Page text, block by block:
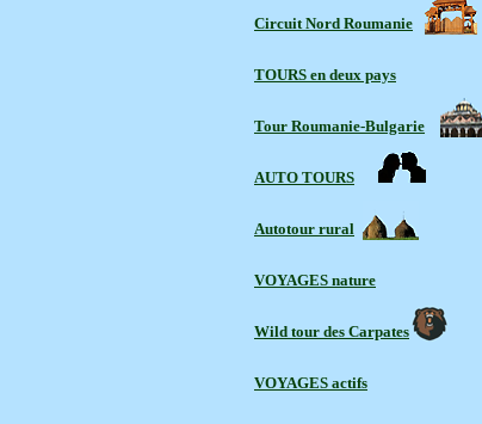
Circuit Nord Roumanie
TOURS en deux pays
Tour Roumanie-Bulgarie
AUTO TOURS
Autotour rural
VOYAGES nature
Wild tour des Carpates
VOYAGES actifs